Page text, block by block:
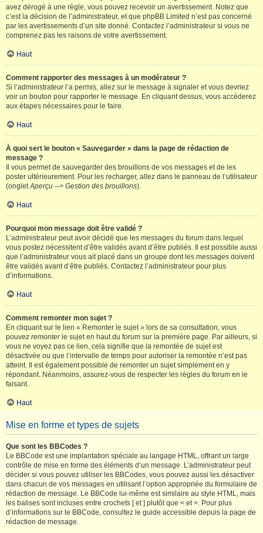
avez dérogé à une règle, vous pouvez recevoir un avertissement. Notez que
c’est la décision de l’administrateur, et que phpBB Limited n’est pas concerné
par les avertissements d’un site donné. Contactez l’administrateur si vous ne
comprenez pas les raisons de votre avertissement.
Haut
Comment rapporter des messages à un modérateur ?
Si l’administrateur l’a permis, allez sur le message à signaler et vous devriez
voir un bouton pour rapporter le message. En cliquant dessus, vous accéderez
aux étapes nécessaires pour le faire.
Haut
À quoi sert le bouton « Sauvegarder » dans la page de rédaction de
message ?
Il vous permet de sauvegarder des brouillons de vos messages et de les
poster ultérieurement. Pour les recharger, allez dans le panneau de l’utilisateur
(ongletAperçu --> Gestion des brouillons).
Haut
Pourquoi mon message doit être validé ?
L’administrateur peut avoir décidé que les messages du forum dans lequel
vous postez nécessitent d’être validés avant d’être publiés. Il est possible aussi
que l’administrateur vous ait placé dans un groupe dont les messages doivent
être validés avant d’être publiés. Contactez l’administrateur pour plus
d’informations.
Haut
Comment remonter mon sujet ?
En cliquant sur le lien « Remonter le sujet » lors de sa consultation, vous
pouvez remonterle sujet en haut du forum sur la première page. Par ailleurs, si
vous ne voyez pas ce lien, cela signifie que la remontée de sujet est
désactivée ou que l’intervalle de temps pour autoriser la remontée n’est pas
atteint. Il est également possible de remonter un sujet simplement en y
répondant. Néanmoins, assurez-vous de respecter les règles du forum en le
faisant.
Haut
Mise en forme et types de sujets
Que sont les BBCodes ?
Le BBCode est une implantation spéciale au langage HTML, offrant un large
contrôle de mise en forme des éléments d’un message. L’administrateur peut
décider si vous pouvez utiliser les BBCodes, vous pouvez aussi les désactiver
dans chacun de vos messages en utilisant l’option appropriée du formulaire de
rédaction de message. Le BBCode lui-même est similaire au style HTML, mais
les balises sont incluses entre crochets [ et ] plutôt que < et >. Pour plus
d’informations sur le BBCode, consultez le guide accessible depuis la page de
rédaction de message.